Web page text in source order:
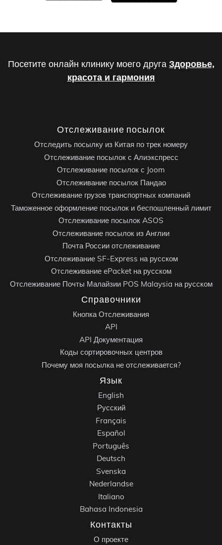
Посетите онлайн клинику моего друга Здоровье,
красота и гармония
Отслеживание посылок
Отследить посылку из Китая по трек номеру
Отслеживание посылок с Алиэкспресс
Отслеживание посылок с Joom
Отслеживание посылок Пандао
Отслеживание грузов транспортных компаний
Таможенное оформление посылок и беспошленный лимит
Отслеживание посылок ASOS
Отслеживание посылок из Англии
Почта России отслеживание
Отслеживание SF-Express на русском
Отслеживание ePacket на русском
Отслеживание Почты Малайзии POS Malaysia на русском
Справочники
Кнопка Отслеживания
API
API Документация
Коды сортировочных центров
Почему моя посылка не отслеживается?
Язык
English
Русский
Français
Español
Português
Deutsch
Svenska
Nederlandse
Italiano
Bahasa Indonesia
Контакты
О проекте